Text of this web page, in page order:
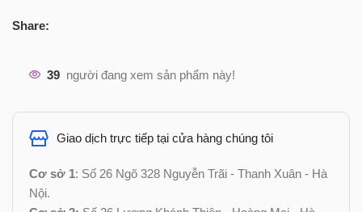
Share:
39 người đang xem sản phẩm này!
Giao dịch trực tiếp tại cửa hàng chúng tôi
Cơ sở 1: Số 26 Ngõ 328 Nguyễn Trãi - Thanh Xuân - Hà
Nội.